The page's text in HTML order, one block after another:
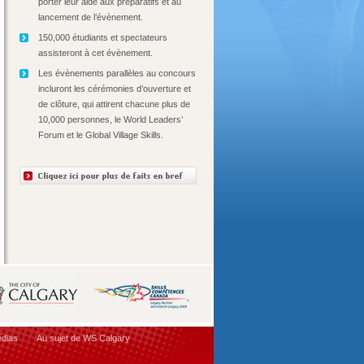
lancement de l’évènement.
150,000 étudiants et spectateurs
assisteront à cet évènement.
Les évènements parallèles au concours
incluront les cérémonies d’ouverture et
de clôture, qui attirent chacune plus de
10,000 personnes, le World Leaders’
Forum et le Global Village Skills.
Au sujet de WS Calgary